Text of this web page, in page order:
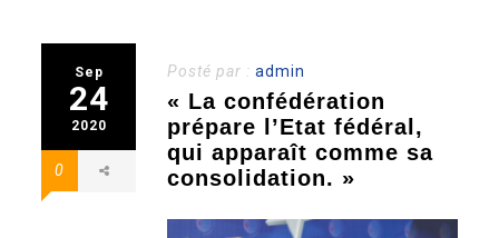
Sep
24
2020
0
Posté par :admin
« La confédération
prépare l’Etat fédéral,
qui apparaît comme sa
consolidation. »